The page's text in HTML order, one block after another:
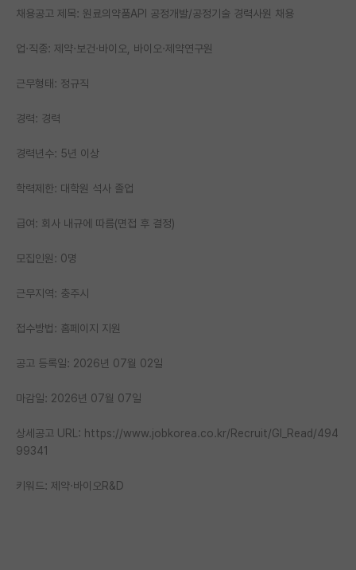
석박사 채용 정보 게시판
임용 정보 게시판
학부 인턴 게시판
취업 게시판
장학금/장학생 게시판
학술 정보 게시판
홍보 게시판
커리어
유학교육
반도체 아카데미
채용공고 제목: 원료의약품API 공정개발/공정기술 경력사원 채용
업·직종: 제약·보건·바이오, 바이오·제약연구원
근무형태: 정규직
경력: 경력
경력년수: 5년 이상
학력제한: 대학원 석사 졸업
급여: 회사 내규에 따름(면접 후 결정)
모집인원: 0명
근무지역: 충주시
접수방법: 홈페이지 지원
공고 등록일: 2026년 07월 02일
마감일: 2026년 07월 07일
상세공고 URL: https://www.jobkorea.co.kr/Recruit/GI_Read/494
99341
키워드: 제약·바이오R&D